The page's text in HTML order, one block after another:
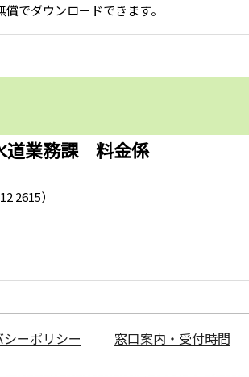
でダウンロードできます。
業務課 料金係
2615）
シーポリシー 窓口案内・受付時間